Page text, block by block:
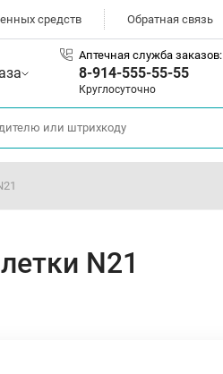
средств Обратная связь
Аптечная служба заказов:
8-914-555-55-55
Круглосуточно
N21